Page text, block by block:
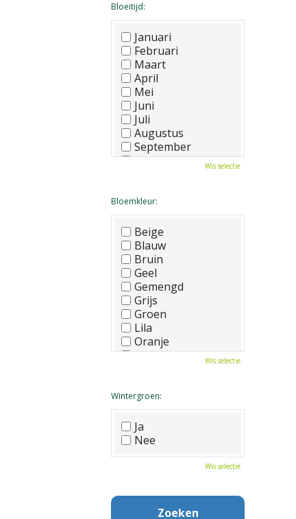
Bloeitijd:
Januari
Februari
Maart
April
Mei
Juni
Juli
Augustus
September
Oktober
Wis selectie
Bloemkleur:
Beige
Blauw
Bruin
Geel
Gemengd
Grijs
Groen
Lila
Oranje
Paars
Wit
Zwart
Wis selectie
Wintergroen:
Ja
Nee
Wis selectie